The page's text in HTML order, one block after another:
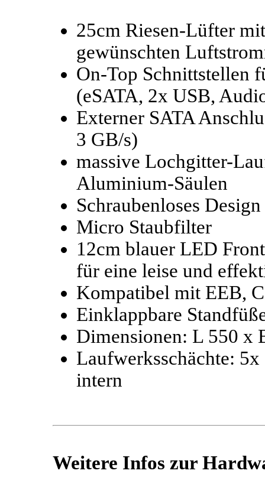
25cm Riesen-Lüfter
gewünschten
On-Top Schnittstellen
(eSATA, 2x USB,
Externer SATA
3 GB/s)
massive Lochgitter-
Aluminium-Säulen
Schraubenloses Design
Micro Staubfilter
12cm blauer LED
für eine leise und
Kompatibel mit EEB,
Einklappbare
Dimensionen: L 550 x
Laufwerksschächte:
intern
Weitere Infos zur